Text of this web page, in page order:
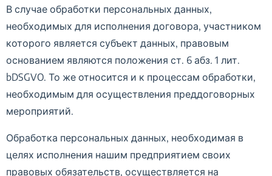
В случае обработки персональных данных,
необходимых для исполнения договора, участником
которого является субъект данных, правовым
основанием являются положения ст. 6 абз. 1 лит.
bDSGVO. То же относится и к процессам обработки,
необходимым для осуществления преддоговорных
мероприятий.
Обработка персональных данных, необходимая в
целях исполнения нашим предприятием своих
правовых обязательств, осуществляется на